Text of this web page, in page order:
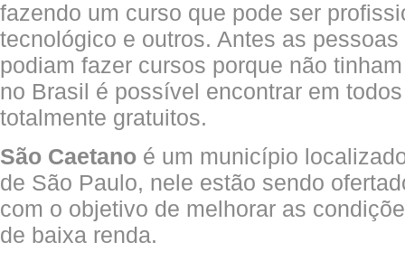
fazendo um curso que pode ser
tecnológico e outros. Antes as
podiam fazer cursos porque não
no Brasil é possível encontrar em
totalmente gratuitos.
São Caetano é um município
de São Paulo, nele estão sendo
com o objetivo de melhorar as
de baixa renda.